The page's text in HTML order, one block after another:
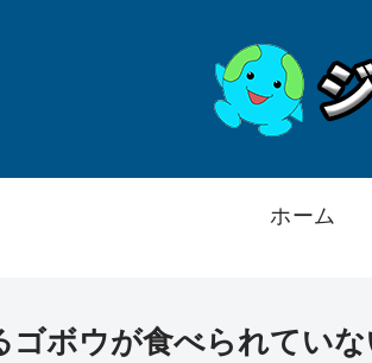
ホーム
ゴボウが食べられてい